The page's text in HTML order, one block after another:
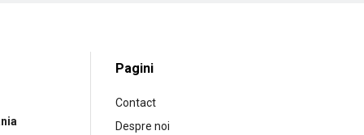
Pagini
Contact
Despre noi